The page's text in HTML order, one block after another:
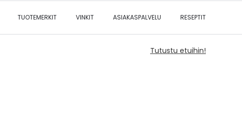
TUOTEMERKIT VINKIT ASIAKASPALVELU RESEPTIT
Tutustu etuihin!